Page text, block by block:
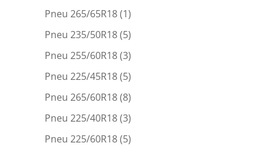
Pneu 265/65R18(1)
Pneu 235/50R18(5)
Pneu 255/60R18(3)
Pneu 225/45R18(5)
Pneu 265/60R18(8)
Pneu 225/40R18(3)
Pneu 225/60R18(5)